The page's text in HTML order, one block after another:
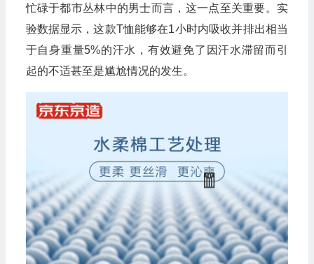
忙碌于都市丛林中的男士而言，这一点至关重要。实
验数据显示，这款T恤能够在1小时内吸收并排出相当
于自身重量5%的汗水，有效避免了因汗水滞留而引
起的不适甚至是尴尬情况的发生。